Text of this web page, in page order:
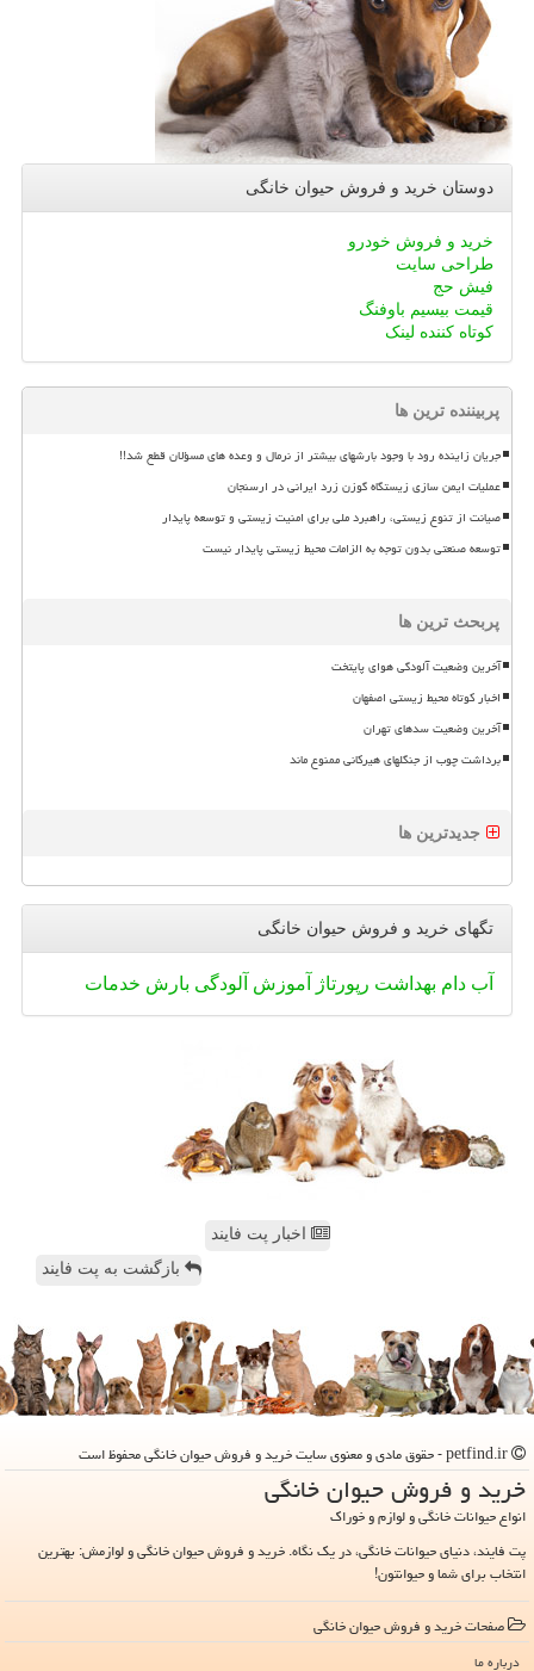
دوستان خرید و فروش حیوان خانگی
خرید و فروش خودرو
طراحی سایت
فیش حج
قیمت بیسیم باوفنگ
کوتاه کننده لینک
پربیننده ترین ها
جریان زاینده رود با وجود بارشهای بیشتر از نرمال و وعده های مسؤلان قطع شد!!
عملیات ایمن سازی زیستگاه گوزن زرد ایرانی در ارسنجان
صیانت از تنوع زیستی، راهبرد ملی برای امنیت زیستی و توسعه پایدار
توسعه صنعتی بدون توجه به الزامات محیط زیستی پایدار نیست
پربحث ترین ها
آخرین وضعیت آلودگی هوای پایتخت
اخبار کوتاه محیط زیستی اصفهان
آخرین وضعیت سدهای تهران
برداشت چوب از جنگلهای هیرکانی ممنوع ماند
جدیدترین ها
تگهای خرید و فروش حیوان خانگی
آب دام بهداشت رپورتاژ آموزش آلودگی بارش خدمات
اخبار پت فایند
بازگشت به پت فایند
خرید و فروش حیوان خانگی
انواع حیوانات خانگی و لوازم و خوراک
پت فایند، دنیای حیوانات خانگی، در یک نگاه. خرید و فروش حیوان خانگی و لوازمش: بهترین
انتخاب برای شما و حیوانتون!
صفحات خرید و فروش حیوان خانگی
درباره ما